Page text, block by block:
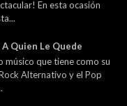
En esta ocasión
A Quien Le Quede
músico que tiene como su
Alternativo y el Pop